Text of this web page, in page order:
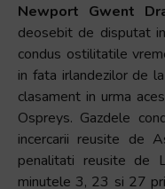
Newport Gwent
deosebit de disputat
condus ostilitatile
in fata irlandezilor de
clasament in urma
Ospreys. Gazdele
incercarii reusite de
penalitati reusite de
minutele 3, 23 si 27